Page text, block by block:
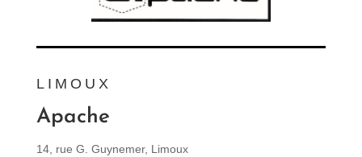
LIMOUX
Apache
14, rue G. Guynemer, Limoux